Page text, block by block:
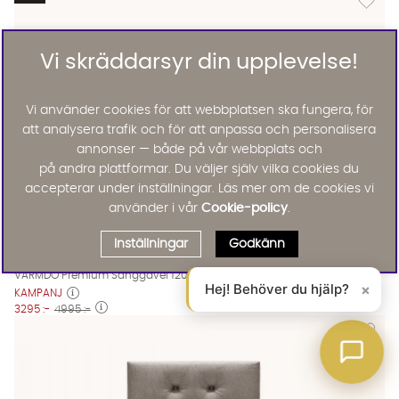
VÄRMDÖ Premium Sänggavel 120 Beige Finns även i dessa
VÄRMDÖ Premium Sänggavel 120 Beige
VÄRMDÖ Premium Sänggavel 120 Beige
VÄRMDÖ Premium Sänggavel 120 Beige
KAMPANJ
3295 :- 4995 :-
Lägg till
Vi skräddarsyr din upplevelse!
Vi använder cookies för att webbplatsen ska fungera, för
att analysera trafik och för att anpassa och personalisera
annonser — både på vår webbplats och
på andra plattformar. Du väljer själv vilka cookies du
accepterar under inställningar. Läs mer om de cookies vi
använder i vår Cookie-policy.
Inställningar Godkänn
Hej! Behöver du hjälp? ×